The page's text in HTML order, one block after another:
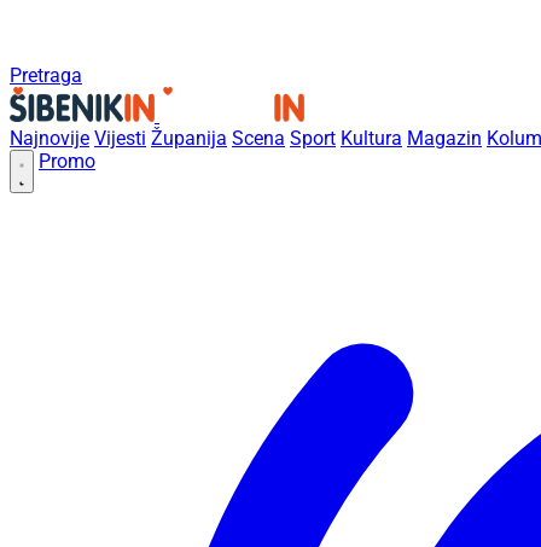
Pretraga
Najnovije Vijesti Županija Scena Sport Kultura Magazin
Promo